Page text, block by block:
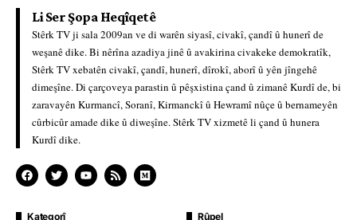
Li Ser Şopa Heqîqetê
Stêrk TV ji sala 2009an ve di warên siyasî, civakî, çandî û hunerî de
weşanê dike. Bi nêrîna azadiya jinê û avakirina civakeke demokratîk,
Stêrk TV xebatên civakî, çandî, hunerî, dîrokî, aborî û yên jîngehê
dimeşîne. Di çarçoveya parastin û pêşxistina çand û zimanê Kurdî de, bi
zaravayên Kurmancî, Soranî, Kirmanckî û Hewramî nûçe û bernameyên
cûrbicûr amade dike û diweşîne. Stêrk TV xizmetê li çand û hunera
Kurdî dike.
Kategorî Rûpel